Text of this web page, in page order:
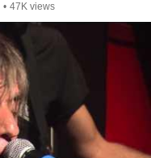
• 47K views